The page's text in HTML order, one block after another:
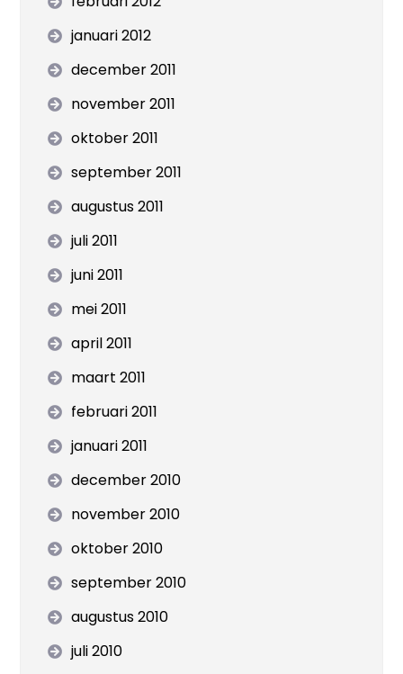
januari 2012
december 2011
november 2011
oktober 2011
september 2011
augustus 2011
juli 2011
juni 2011
mei 2011
april 2011
maart 2011
februari 2011
januari 2011
december 2010
november 2010
oktober 2010
september 2010
augustus 2010
juli 2010